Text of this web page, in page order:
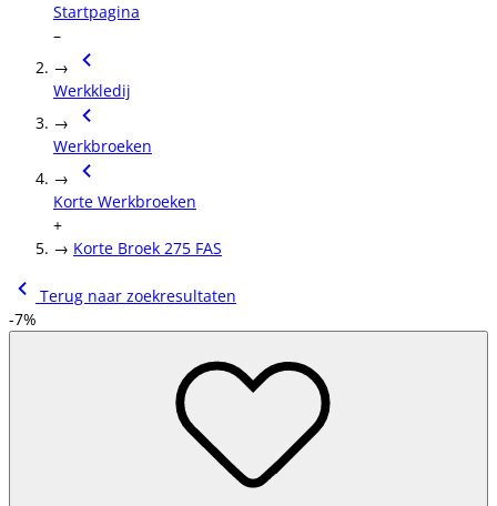
Startpagina
–
→
Werkkledij
→
Werkbroeken
→
Korte Werkbroeken
+
→ Korte Broek 275 FAS
Terug naar zoekresultaten
-7%